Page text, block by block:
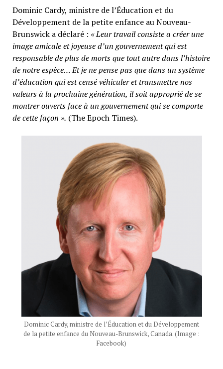
Dominic Cardy, ministre de l’Éducation et du
Développement de la petite enfance au Nouveau-
Brunswick a déclaré : « Leur travail consiste a créer une
image amicale et joyeuse d’un gouvernement qui est
responsable de plus de morts que tout autre dans l’histoire
de notre espèce… Et je ne pense pas que dans un système
d’éducation qui est censé véhiculer et transmettre nos
valeurs à la prochaine génération, il soit approprié de se
montrer ouverts face à un gouvernement qui se comporte
de cette façon ». (The Epoch Times).
Dominic Cardy, ministre de l’Éducation et du Développement
de la petite enfance du Nouveau-Brunswick, Canada. (Image :
Facebook)